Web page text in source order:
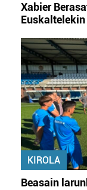
Xabier
Euskaltelekin
KIROLA
Beasain